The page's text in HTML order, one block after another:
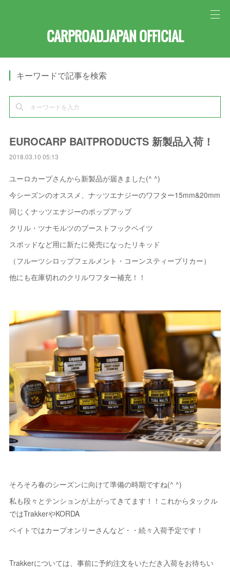
CARPROAD.JAPAN OFFICIAL
キーワードで記事を検索
EUROCARP BAITPRODUCTS 新製品入荷！
2018.03.10 05:13
ユーロカープさんから新製品が届きました(^ ^)
今シーズンのオススメ、ナッツエナジーのワフター15mm&20mm
同じくナッツエナジーのポップアップ
クリル・ツナモルツのブーストフックベイツ
スポッドなど用に新たに発売になったリキッド
（フルーツシロップフェルメント・コーンスティープリカー）
他にも在庫切れのクリルワフター補充！！
そろそろ春のシーズンに向けて準備の時期ですね(^ ^)
私も段々とテンションが上がってきてます！！これからタックル
ではTrakkerやKORDA
ベイトではカープオンリーさんなど・・続々入荷予定です！
Trakkerについては、事前に予約注文をいただき入荷をお待ちい